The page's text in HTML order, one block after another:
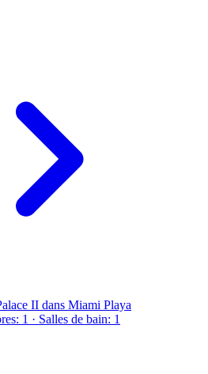
II dans Miami Playa
1 · Salles de bain: 1